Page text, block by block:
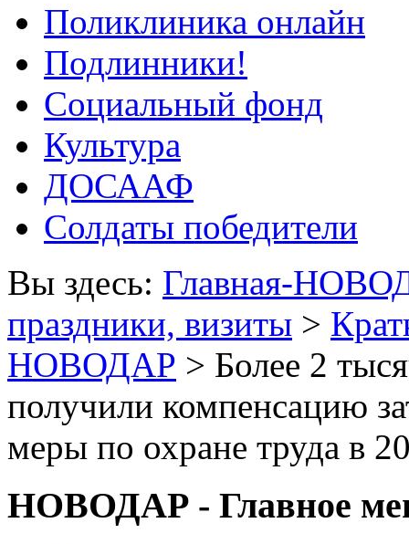
Поликлиника онлайн
Подлинники!
Социальный фонд
Культура
ДОСААФ
Солдаты победители
Вы здесь: Главная-
праздники, визиты >
НОВОДАР > Более 2
получили компенсацию
меры по охране труда в
НОВОДАР - Главное